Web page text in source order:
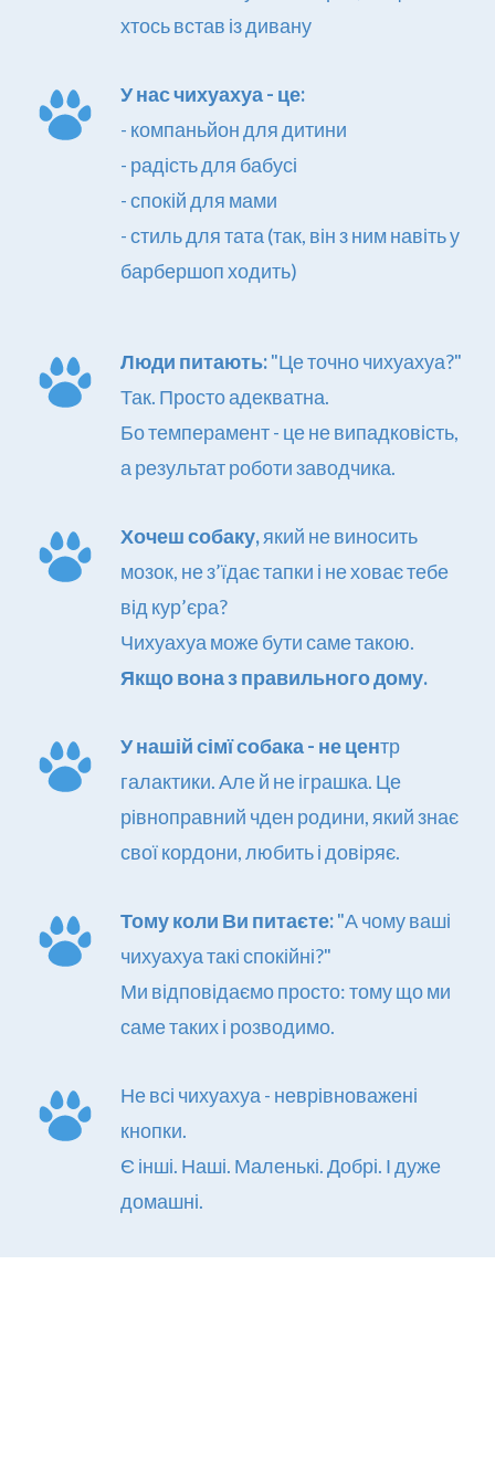
хтось встав із дивану
У нас чихуахуа - це:
- компаньйон для дитини
- радість для бабусі
- спокій для мами
- стиль для тата (так, він з ним навіть у
барбершоп ходить)
Люди питають: "Це точно чихуахуа?"
Так. Просто адекватна.
Бо темперамент - це не випадковість,
а результат роботи заводчика.
Хочеш собаку, який не виносить
мозок, не з’їдає тапки і не ховає тебе
від кур’єра?
Чихуахуа може бути саме такою.
Якщо вона з правильного дому.
У нашій сімї собака - не центр
галактики. Але й не іграшка. Це
рівноправний чден родини, який знає
свої кордони, любить і довіряє.
Тому коли Ви питаєте: "А чому ваші
чихуахуа такі спокійні?"
Ми відповідаємо просто: тому що ми
саме таких і розводимо.
Не всі чихуахуа - неврівноважені
кнопки.
Є інші. Наші. Маленькі. Добрі. І дуже
домашні.